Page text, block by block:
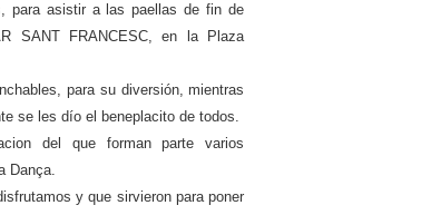
para asistir a las paellas de fin de
SANT FRANCESC, en la Plaza
para su diversión, mientras
se les dío el beneplacito de todos.
del que forman parte varios
Dança.
y que sirvieron para poner